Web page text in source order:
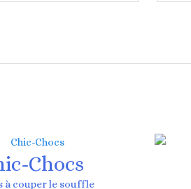
Chocs
à couper le souffle